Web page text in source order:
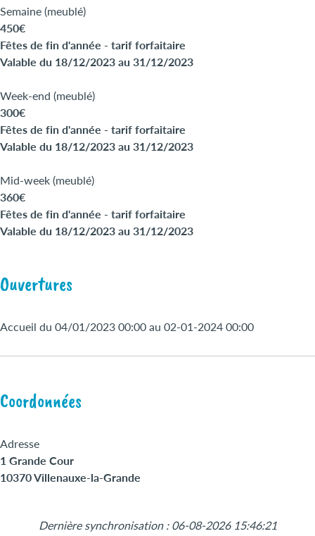
Semaine (meublé)
450€
Fêtes de fin d'année - tarif forfaitaire
Valable du 18/12/2023 au 31/12/2023
Week-end (meublé)
300€
Fêtes de fin d'année - tarif forfaitaire
Valable du 18/12/2023 au 31/12/2023
Mid-week (meublé)
360€
Fêtes de fin d'année - tarif forfaitaire
Valable du 18/12/2023 au 31/12/2023
Ouvertures
Accueil du 04/01/2023 00:00 au 02-01-2024 00:00
Coordonnées
Adresse
1 Grande Cour
10370 Villenauxe-la-Grande
Dernière synchronisation : 06-08-2026 15:46:21